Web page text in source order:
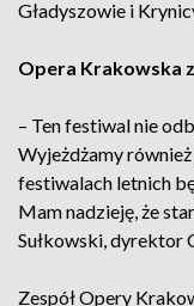
Gładyszowie i
Opera Krakowska
– Ten festiwal nie
Wyjeżdżamy
festiwalach letnich
Mam nadzieję, że
Sułkowski, dyrektor
Zespół Opery